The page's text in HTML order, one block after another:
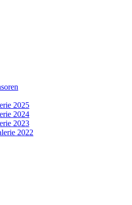
2025
2024
2023
2022